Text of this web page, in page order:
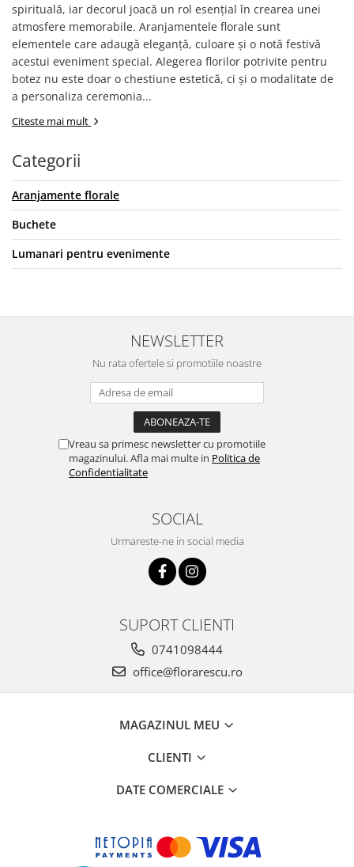
spirituală, iar decorul joacă un rol esențial în crearea unei
atmosfere memorabile. Aranjamentele florale sunt
elementele care adaugă eleganță, culoare și o notă festivă
acestui eveniment special. Alegerea florilor potrivite pentru
botez nu este doar o chestiune estetică, ci și o modalitate de
a personaliza ceremonia...
Citeste mai mult
Categorii
Aranjamente florale
Buchete
Lumanari pentru evenimente
NEWSLETTER
Nu rata ofertele si promotiile noastre
Vreau sa primesc newsletter cu promotiile
magazinului. Afla mai multe in Politica de
Confidentialitate
SOCIAL
Urmareste-ne in social media
SUPORT CLIENTI
0741098444
office@florarescu.ro
MAGAZINUL MEU
CLIENTI
DATE COMERCIALE